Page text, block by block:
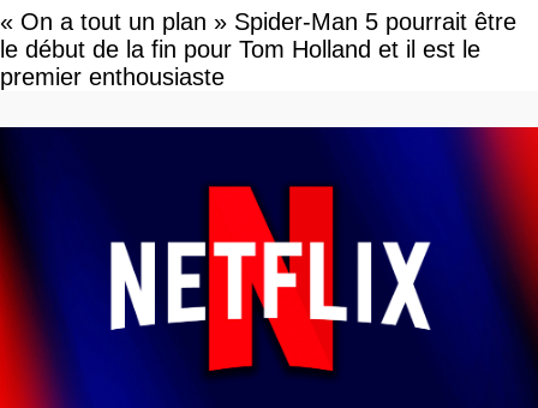
« On a tout un plan » Spider-Man 5 pourrait être
le début de la fin pour Tom Holland et il est le
premier enthousiaste